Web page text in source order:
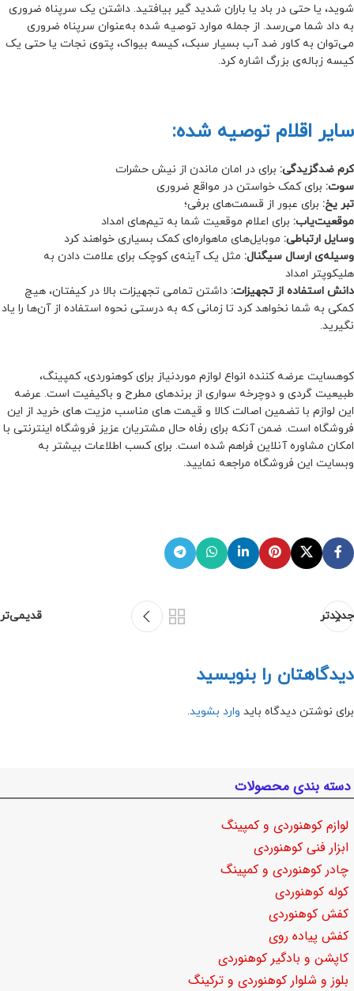
شوید، یا حتی در باد یا باران شدید گیر بیافتید. داشتن یک سرپناه ضروری
به داد شما می‌رسد. از جمله موارد توصیه شده به‌عنوان سرپناه ضروری
می‌توان به کاور ضد آب بسیار سبک، کیسه بیواک، پتوی نجات یا حتی یک
کیسه زباله‌ی بزرگ اشاره کرد.
سایر اقلام توصیه شده:
کرم ضدگزیدگی: برای در امان ماندن از نیش حشرات
سوت: برای کمک خواستن در مواقع ضروری
تبر یخ: برای عبور از قسمت‌های برفی؛
موقعیت‌یاب: برای اعلام موقعیت شما به تیم‌های امداد
وسایل ارتباطی: موبایل‌های ماهواره‌ای کمک بسیاری خواهند کرد
وسیله‌ی ارسال سیگنال: مثل یک آینه‌ی کوچک برای علامت دادن به
هلیکوپتر امداد
دانش استفاده از تجهیزات: داشتن تمامی تجهیزات بالا در کیفتان، هیچ
کمکی به شما نخواهد کرد تا زمانی که به درستی نحوه استفاده از آن‌ها را یاد
نگیرید.
کوهسایت عرضه کننده انواع لوازم موردنیاز برای کوهنوردی، کمپینگ،
طبیعیت گردی و دوچرخه سواری از برندهای مطرح و باکیفیت است. عرضه
این لوازم با تضمین اصالت کالا و قیمت های مناسب مزیت های خرید از این
فروشگاه است. ضمن آنکه برای رفاه حال مشتریان عزیز فروشگاه اینترنتی با
امکان مشاوره آنلاین فراهم شده است. برای کسب اطلاعات بیشتر به
وبسایت این فروشگاه مراجعه نمایید.
جدیدتر قدیمی‌تر
دیدگاهتان را بنویسید
برای نوشتن دیدگاه باید وارد بشوید.
دسته بندی محصولات
لوازم کوهنوردی و کمپینگ
ابزار فنی کوهنوردی
چادر کوهنوردی و کمپینگ
کوله کوهنوردی
کفش کوهنوردی
کفش پیاده روی
کاپشن و بادگیر کوهنوردی
بلوز و شلوار کوهنوردی و ترکینگ